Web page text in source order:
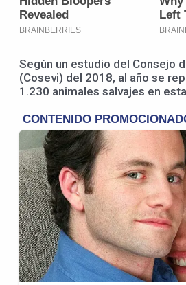
Según un estudio del Consejo
(Cosevi) del 2018, al año se
1.230 animales salvajes en